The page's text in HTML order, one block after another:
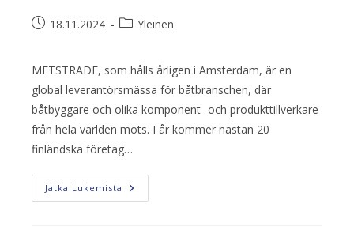
Artikkeli18.11.2024
Artikkelin
Yleinen
METSTRADE, som hålls årligen i Amsterdam, är en
global leverantörsmässa för båtbranschen, där
båtbyggare och olika komponent- och produkttillverkare
från hela världen möts. I år kommer nästan 20
finländska företag…
Jatka Lukemista Finländska
Företag